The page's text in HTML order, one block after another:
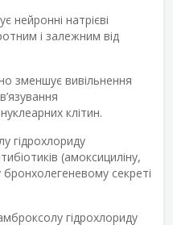
нейронні натрієві
і залежним від
зменшує вивільнення
клітин.
гідрохлориду
(амоксициліну,
секреті
гідрохлориду